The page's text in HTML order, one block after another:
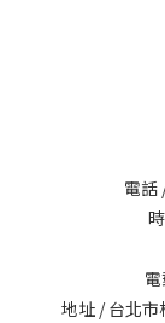
電話
地址 / 台北